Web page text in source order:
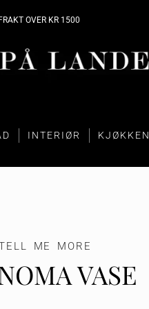
OVER KR 1500
INTERIØR KJØKKEN
ME MORE
VASE